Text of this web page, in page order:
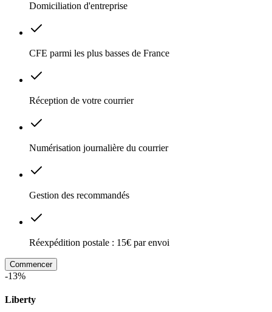
Domiciliation d'entreprise
CFE parmi les plus basses de France
Réception de votre courrier
Numérisation journalière du courrier
Gestion des recommandés
Réexpédition postale : 15€ par envoi
Commencer
-13%
Liberty